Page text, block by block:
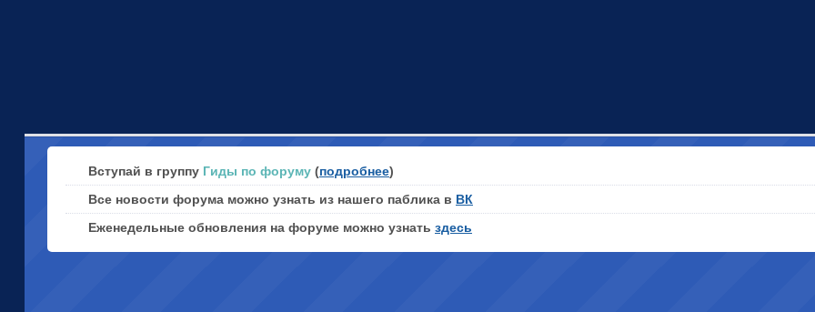
Вступай в группу Гиды по форуму (подробнее)
Все новости форума можно узнать из нашего паблика в ВК
Еженедельные обновления на форуме можно узнать здесь